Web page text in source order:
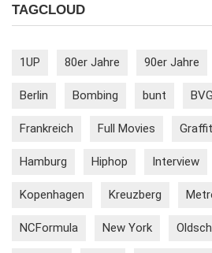
TAGCLOUD
1UP 80er Jahre 90er Jahre
Berlin Bombing bunt BVG
Frankreich Full Movies
Hamburg Hiphop Interview
Kopenhagen Kreuzberg
NCFormula New York